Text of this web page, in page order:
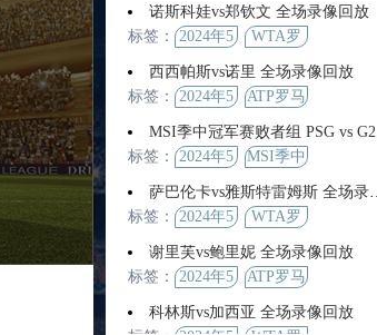
赛女单
第4轮
诺斯科娃vs郑钦文 全场录像回放
标签：
2024年5
WTA罗
赛女单
第3轮
西西帕斯vs诺里 全场录像回放
标签：
2024年5
ATP罗马
男单第3
轮
MSI季中冠军赛败者组 PSG vs G2 全场录像回放
标签：
2024年5
MSI季中
败者组
萨巴伦卡vs雅斯特雷姆斯 全场录像回放
标签：
2024年5
WTA罗
赛女单
第3轮
谢里芙vs鲍里妮 全场录像回放
标签：
2024年5
ATP罗马
女单第2
科林斯vs加西亚 全场录像回放